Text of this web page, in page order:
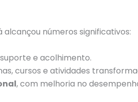
alcançou números significativos:
e acolhimento.
cursos e atividades
, com melhoria no